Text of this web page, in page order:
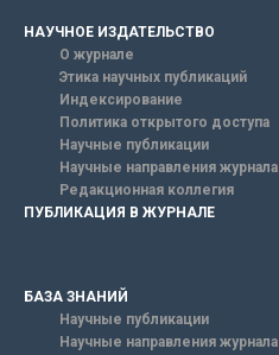
НАУЧНОЕ ИЗДАТЕЛЬСТВО
О журнале
Этика научных публикаций
Индексирование
Политика открытого доступа
Научные публикации
Научные направления журнала
Редакционная коллегия
ПУБЛИКАЦИЯ В ЖУРНАЛЕ
БАЗА ЗНАНИЙ
Научные публикации
Научные направления журнала